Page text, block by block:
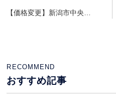
【価格変更】新潟市中央区
RECOMMEND
おすすめ記事